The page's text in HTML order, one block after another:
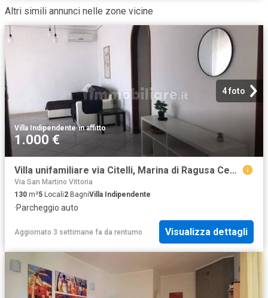
Altri simili annunci nelle zone vicine
4 foto
Villa Indipendente·in affitto
1.000 €
Villa unifamiliare via Citelli, Marina di Ragusa Centro, Ragusa
Via San Martino Vittoria
130 m²5 Locali2 BagniVilla Indipendente
·Parcheggio auto
Aggiornato 3 settimane fa da rentumo Visualizza dettagli